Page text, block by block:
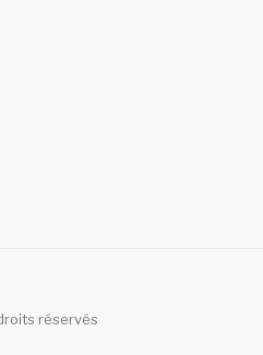
réservés